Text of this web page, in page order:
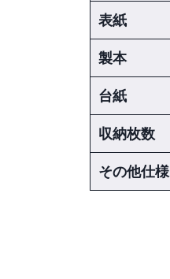
表紙
製本
台紙
収納枚数
その他仕様